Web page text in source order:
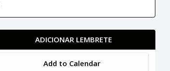
ADICIONAR LEMBRETE
Add to Calendar